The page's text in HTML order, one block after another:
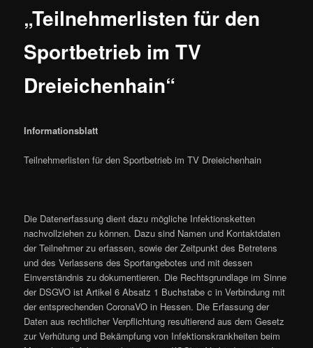
„Teilnehmerlisten für den
Sportbetrieb im TV
Dreieichenhain“
Informationsblatt
Teilnehmerlisten für den Sportbetrieb im TV Dreieichenhain
Die Datenerfassung dient dazu mögliche Infektionsketten
nachvollziehen zu können. Dazu sind Namen und Kontaktdaten
der Teilnehmer zu erfassen, sowie der Zeitpunkt des Betretens
und des Verlassens des Sportangebotes und mit dessen
Einverständnis zu dokumentieren. Die Rechtsgrundlage im Sinne
der DSGVO ist Artikel 6 Absatz 1 Buchstabe c in Verbindung mit
der entsprechenden CoronaVO in Hessen. Die Erfassung der
Daten aus rechtlicher Verpflichtung resultierend aus dem Gesetz
zur Verhütung und Bekämpfung von Infektionskrankheiten beim